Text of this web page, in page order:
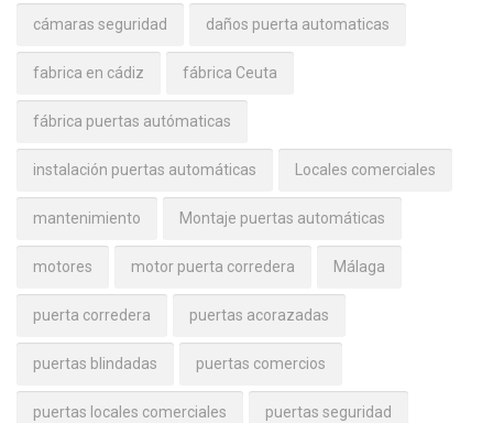
cámaras seguridad daños puerta automaticas
fabrica en cádiz fábrica Ceuta
fábrica puertas autómaticas
instalación puertas automáticas Locales comerciales
mantenimiento Montaje puertas automáticas
motores motor puerta corredera Málaga
puerta corredera puertas acorazadas
puertas blindadas puertas comercios
puertas locales comerciales puertas seguridad